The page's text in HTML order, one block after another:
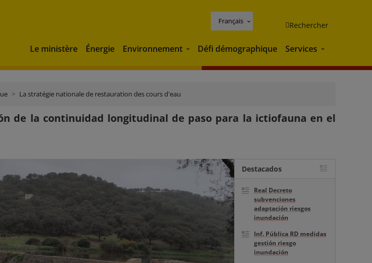
Français Rechercher
Le ministère Énergie Environnement Environnement
Défi démographique Services Services
La stratégie nationale de restauration des cours d'eau
de la continuidad longitudinal de paso para la ictiofauna en el
Destacados
Real Decreto
subvenciones
adaptación riesgos
inundación
Inf. Pública RD medidas
gestión riesgo
inundación